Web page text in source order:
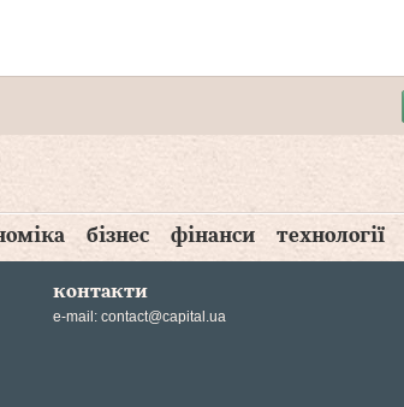
бізнес фінанси технології
контакти
e-mail: contact@capital.ua